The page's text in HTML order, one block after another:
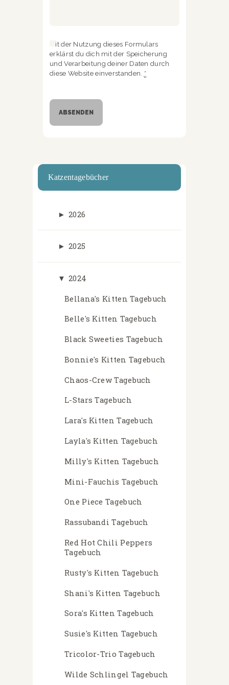
Mit der Nutzung dieses Formulars
erklärst du dich mit der Speicherung
und Verarbeitung deiner Daten durch
diese Website einverstanden. *
Katzentagebücher
► 2026
► 2025
▼ 2024
Bellana's Kitten Tagebuch
Belle's Kitten Tagebuch
Black Sweeties Tagebuch
Bonnie's Kitten Tagebuch
Chaos-Crew Tagebuch
L-Stars Tagebuch
Lara's Kitten Tagebuch
Layla's Kitten Tagebuch
Milly's Kitten Tagebuch
Mini-Fauchis Tagebuch
One Piece Tagebuch
Rassubandi Tagebuch
Red Hot Chili Peppers
Tagebuch
Rusty's Kitten Tagebuch
Shani's Kitten Tagebuch
Sora's Kitten Tagebuch
Susie's Kitten Tagebuch
Tricolor-Trio Tagebuch
Wilde Schlingel Tagebuch